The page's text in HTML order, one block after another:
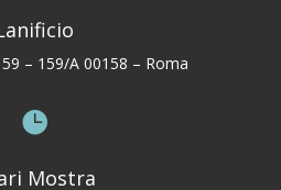
– 159/A 00158 – Roma

Mostra